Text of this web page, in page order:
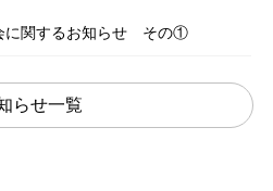
に関するお知らせ その①
らせ一覧